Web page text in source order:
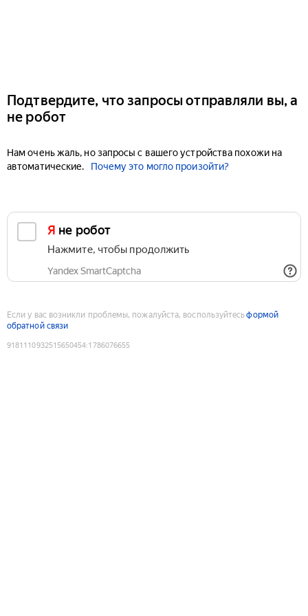
Подтвердите, что запросы отправляли вы, а
не робот
Нам очень жаль, но запросы с вашего устройства похожи на
автоматические.
Почему это могло произойти?
Я не робот
Нажмите, чтобы продолжить
Yandex SmartCaptcha
Если у вас возникли проблемы, пожалуйста, воспользуйтесьформой
обратной связи
9181110932515650454:1786076655